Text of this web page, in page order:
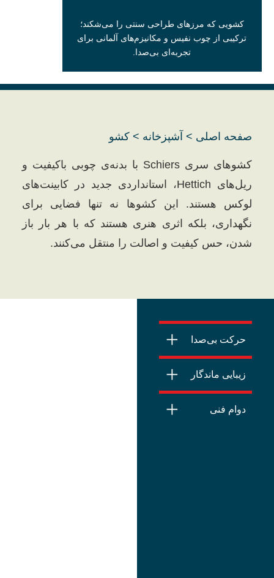
کشویی که مرزهای طراحی سنتی را می‌شکند؛
ترکیبی از چوب نفیس و مکانیزم‌های آلمانی برای
تجربه‌ای بی‌صدا.
صفحه اصلی > آشپزخانه > کشو
کشوهای سری Schiers با بدنه‌ی چوبی باکیفیت و
ریل‌های Hettich، استانداردی جدید در کابینت‌های
لوکس هستند. این کشوها نه تنها فضایی برای
نگهداری، بلکه اثری هنری هستند که با هر بار باز
شدن، حس کیفیت و اصالت را منتقل می‌کنند.
حرکت بی‌صدا
زیبایی ماندگار
دوام فنی